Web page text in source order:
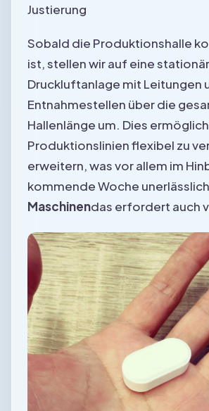
Justierung
Sobald die Produktionshalle
ist, stellen wir auf eine
Druckluftanlage mit Leitungen
Entnahmestellen über die
Hallenlänge um. Dies
Produktionslinien flexibel zu
erweitern, was vor allem im
kommende Woche
Maschinendas erfordert auch